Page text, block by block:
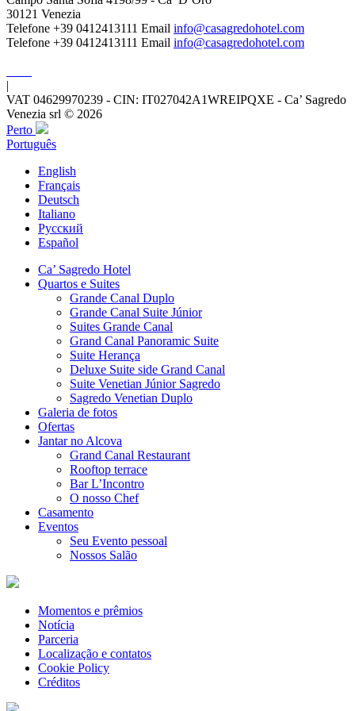
30121 Venezia
Telefone +39 0412413111 Email info@casagredohotel.com
Telefone +39 0412413111 Email info@casagredohotel.com
|
VAT 04629970239 - CIN: IT027042A1WREIPQXE - Ca’ Sagredo
Venezia srl © 2026
Perto
Português
English
Français
Deutsch
Italiano
Русский
Español
Ca’ Sagredo Hotel
Quartos e Suites
Grande Canal Duplo
Grande Canal Suite Júnior
Suites Grande Canal
Grand Canal Panoramic Suite
Suite Herança
Deluxe Suite side Grand Canal
Suite Venetian Júnior Sagredo
Sagredo Venetian Duplo
Galeria de fotos
Ofertas
Jantar no Alcova
Grand Canal Restaurant
Rooftop terrace
Bar L’Incontro
O nosso Chef
Casamento
Eventos
Seu Evento pessoal
Nossos Salão
Momentos e prêmios
Notícia
Parceria
Localização e contatos
Cookie Policy
Créditos